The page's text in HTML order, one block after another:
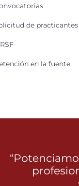
de practicantes
en la fuente